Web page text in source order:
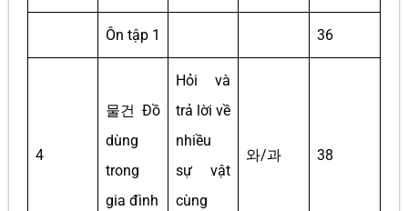
Ôn tập 1 36
4
물건 Đồ
dùng
trong
gia đình
Hỏi và
trả lời về
nhiều
sự vật
cùng
와/과 38